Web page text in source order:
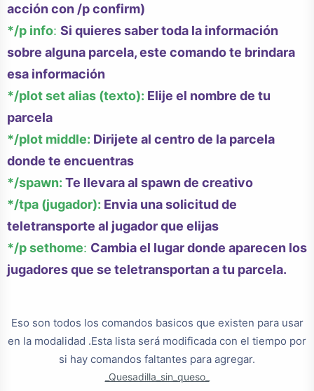
acción con /p confirm)
*/p info: Si quieres saber toda la información
sobre alguna parcela, este comando te brindara
esa información
*/plot set alias (texto): Elije el nombre de tu
parcela
*/plot middle: Dirijete al centro de la parcela
donde te encuentras
*/spawn: Te llevara al spawn de creativo
*/tpa (jugador): Envia una solicitud de
teletransporte al jugador que elijas
*/p sethome: Cambia el lugar donde aparecen los
jugadores que se teletransportan a tu parcela.
Eso son todos los comandos basicos que existen para usar
en la modalidad .Esta lista será modificada con el tiempo por
si hay comandos faltantes para agregar.
_Quesadilla_sin_queso_